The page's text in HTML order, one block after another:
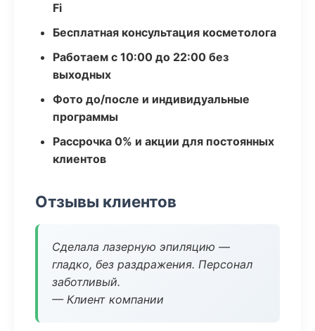
Fi
Бесплатная консультация косметолога
Работаем с 10:00 до 22:00 без
выходных
Фото до/после и индивидуальные
программы
Рассрочка 0% и акции для постоянных
клиентов
Отзывы клиентов
Сделала лазерную эпиляцию —
гладко, без раздражения. Персонал
заботливый.
— Клиент компании